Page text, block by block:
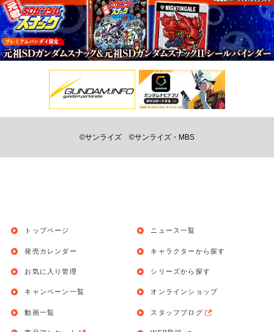
©サンライズ ©サンライズ・MBS
トップページ
発売カレンダー
お気に入り管理
ニュース一覧
キャラクターから探す
シリーズから探す
キャンペーン一覧
動画一覧
オンラインショップ
スタッフブログ